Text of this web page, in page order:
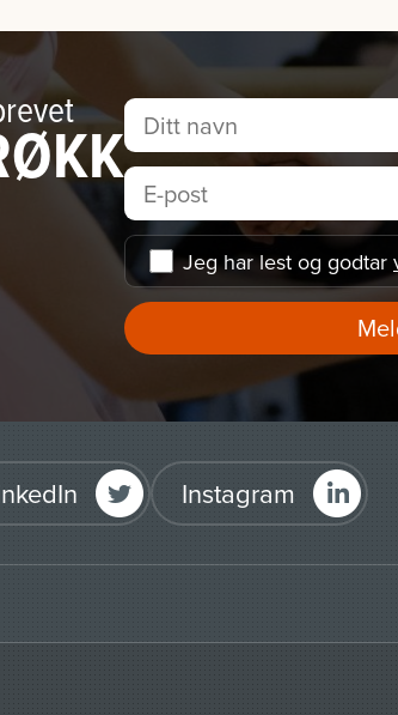
Jeg har lest og godtar
Instagram